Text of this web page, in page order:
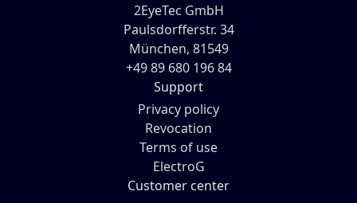
2EyeTec GmbH
Paulsdorfferstr. 34
München, 81549
+49 89 680 196 84
Support
Privacy policy
Revocation
Terms of use
ElectroG
Customer center